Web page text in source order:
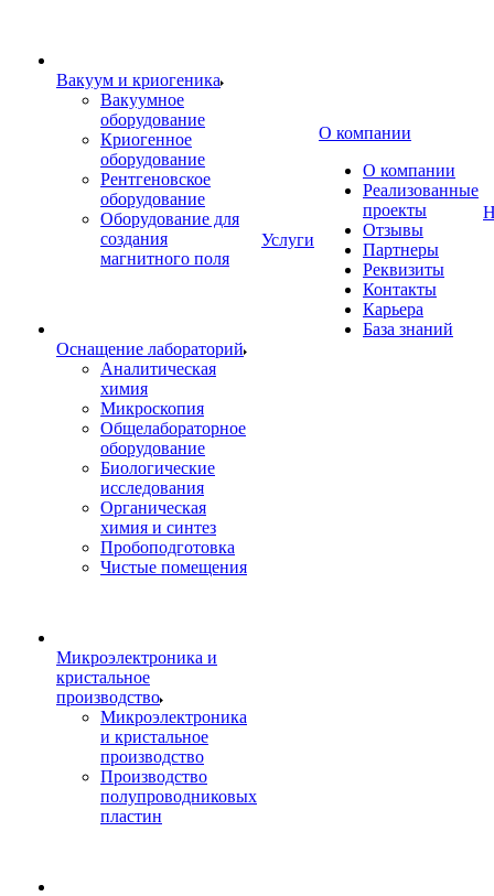
Вакуум и криогеника
Вакуумное
оборудование
Криогенное
оборудование
Рентгеновское
оборудование
Оборудование для
создания
магнитного поля
Оснащение лабораторий
Аналитическая
химия
Микроскопия
Общелабораторное
оборудование
Биологические
исследования
Органическая
химия и синтез
Пробоподготовка
Чистые помещения
Микроэлектроника и
кристальное
производство
Микроэлектроника
и кристальное
производство
Производство
полупроводниковых
пластин
Услуги
О компании
О компании
Реализованные
проекты
Отзывы
Партнеры
Реквизиты
Контакты
Карьера
База знаний